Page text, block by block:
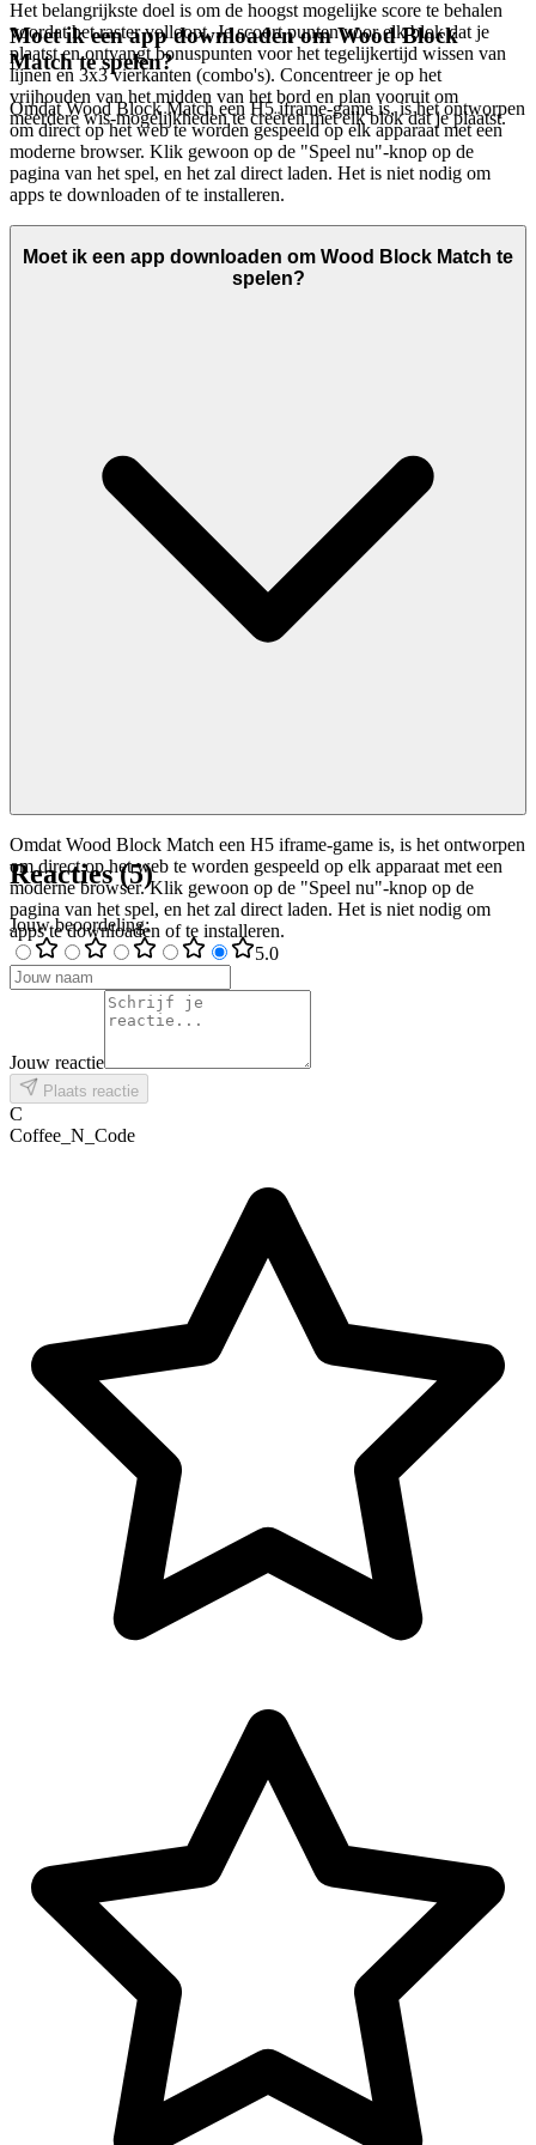
Het belangrijkste doel is om de hoogst mogelijke score te behalen
voordat het raster volloopt. Je scoort punten voor elk blok dat je
plaatst en ontvangt bonuspunten voor het tegelijkertijd wissen van
lijnen en 3x3 vierkanten (combo's). Concentreer je op het
vrijhouden van het midden van het bord en plan vooruit om
meerdere wis-mogelijkheden te creëren met elk blok dat je plaatst.
Moet ik een app downloaden om Wood Block
Match te spelen?
Omdat Wood Block Match een H5 iframe-game is, is het ontworpen
om direct op het web te worden gespeeld op elk apparaat met een
moderne browser. Klik gewoon op de "Speel nu"-knop op de
pagina van het spel, en het zal direct laden. Het is niet nodig om
apps te downloaden of te installeren.
Moet ik een app downloaden om Wood Block Match te
spelen?
Omdat Wood Block Match een H5 iframe-game is, is het ontworpen
om direct op het web te worden gespeeld op elk apparaat met een
moderne browser. Klik gewoon op de "Speel nu"-knop op de
pagina van het spel, en het zal direct laden. Het is niet nodig om
apps te downloaden of te installeren.
Reacties(5)
Jouw beoordeling:
5.0
Jouw reactie
Plaats reactie
C
Coffee_N_Code